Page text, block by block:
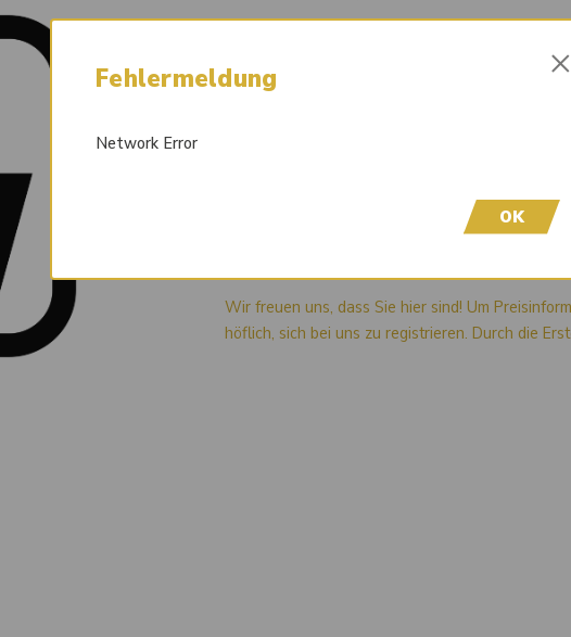
84002252
Wir freuen uns, dass Sie hier sind! Um
höflich, sich bei uns zu registrieren. Durch die
Fehlermeldung
Network Error
OK